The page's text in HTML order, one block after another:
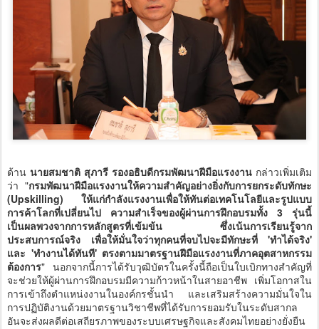
ด้าน นายสมชาติ สุภารี รองอธิบดีกรมพัฒนาฝีมือแรงงาน กล่าวเพิ่มเติม
ว่า "กรมพัฒนาฝีมือแรงงานให้ความสำคัญอย่างยิ่งกับการยกระดับทักษะ
(Upskilling) ให้แก่กำลังแรงงานเพื่อให้ทันต่อเทคโนโลยีและรูปแบบ
การค้าโลกที่เปลี่ยนไป ความสำเร็จของผู้ผ่านการฝึกอบรมทั้ง 3 รุ่นนี้
เป็นผลพวงจากการหลักสูตรที่เข้มข้น ซึ่งเน้นการเรียนรู้จาก
ประสบการณ์จริง เพื่อให้มั่นใจว่าทุกคนที่จบไปจะมีทักษะที่ 'ทำได้จริง'
และ 'ทำงานได้ทันที' ตรงตามมาตรฐานฝีมือแรงงานที่ภาคอุตสาหกรรม
ต้องการ" นอกจากนี้การได้รับวุฒิบัตรในครั้งนี้ถือเป็นใบเบิกทางสำคัญที่
จะช่วยให้ผู้ผ่านการฝึกอบรมมีความก้าวหน้าในสายอาชีพ เพิ่มโอกาสใน
การเข้าถึงตำแหน่งงานในองค์กรชั้นนำ และเสริมสร้างความมั่นใจใน
การปฏิบัติงานด้วยมาตรฐานวิชาชีพที่ได้รับการยอมรับในระดับสากล
อันจะส่งผลดีต่อเสถียรภาพของระบบเศรษฐกิจและสังคมไทยอย่างยั่งยืน